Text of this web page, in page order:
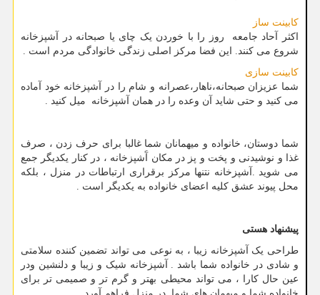
کابینت ساز
اکثر آحاد جامعه روز را با خوردن یک چای یا صبحانه در آشپزخانه
شروع می کنند. این فضا مرکز اصلی زندگی خانوادگی مردم است .
کابینت سازی
شما عزیزان صبحانه،ناهار،عصرانه و شام را در آشپزخانه خود آماده
می کنید و حتی شاید آن وعده را در همان آشپزخانه میل کنید .
شما دوستان، خانواده و میهمانان شما غالبا برای حرف زدن ، صرف
غذا و نوشیدنی و پخت و پز در مکان آَشپزخانه ، در کنار یکدیگر جمع
می شوید .آشپزخانه نتنها مرکز برقراری ارتباطات در منزل ، بلکه
محل پیوند عشق کلیه اعضای خانواده به یکدیگر است .
پیشنهاد هستی
طراحی یک آشپزخانه زیبا ، به نوعی می تواند تضمین کننده سلامتی
و شادی در خانواده شما باشد . آشپزخانه شیک و زیبا و دلنشین ودر
عین حال کارا ، می تواند محیطی بهتر و گرم تر و صمیمی تر برای